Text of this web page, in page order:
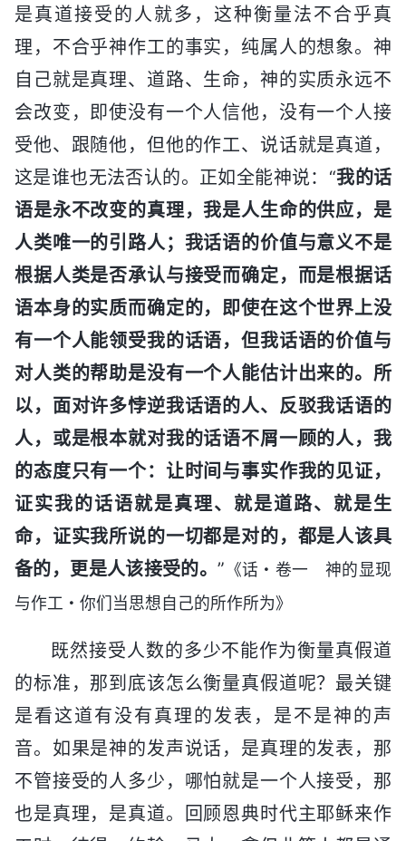
是真道接受的人就多，这种衡量法不合乎真
理，不合乎神作工的事实，纯属人的想象。神
自己就是真理、道路、生命，神的实质永远不
会改变，即使没有一个人信他，没有一个人接
受他、跟随他，但他的作工、说话就是真道，
这是谁也无法否认的。正如全能神说：“我的话
语是永不改变的真理，我是人生命的供应，是
人类唯一的引路人；我话语的价值与意义不是
根据人类是否承认与接受而确定，而是根据话
语本身的实质而确定的，即使在这个世界上没
有一个人能领受我的话语，但我话语的价值与
对人类的帮助是没有一个人能估计出来的。所
以，面对许多悖逆我话语的人、反驳我话语的
人，或是根本就对我的话语不屑一顾的人，我
的态度只有一个：让时间与事实作我的见证，
证实我的话语就是真理、就是道路、就是生
命，证实我所说的一切都是对的，都是人该具
备的，更是人该接受的。” 《话・卷一 神的显现
与作工・你们当思想自己的所作所为》
既然接受人数的多少不能作为衡量真假道
的标准，那到底该怎么衡量真假道呢？最关键
是看这道有没有真理的发表，是不是神的声
音。如果是神的发声说话，是真理的发表，那
不管接受的人多少，哪怕就是一个人接受，那
也是真理，是真道。回顾恩典时代主耶稣来作